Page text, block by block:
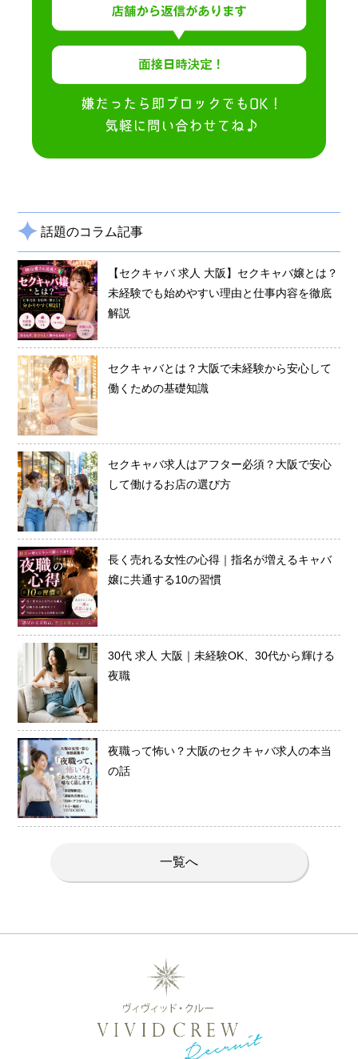
話題のコラム記事
【セクキャバ 求人 大阪】セクキャバ嬢とは？
未経験でも始めやすい理由と仕事内容を徹底
解説
セクキャバとは？大阪で未経験から安心して
働くための基礎知識
セクキャバ求人はアフター必須？大阪で安心
して働けるお店の選び方
長く売れる女性の心得｜指名が増えるキャバ
嬢に共通する10の習慣
30代 求人 大阪｜未経験OK、30代から輝ける
夜職
夜職って怖い？大阪のセクキャバ求人の本当
の話
一覧へ